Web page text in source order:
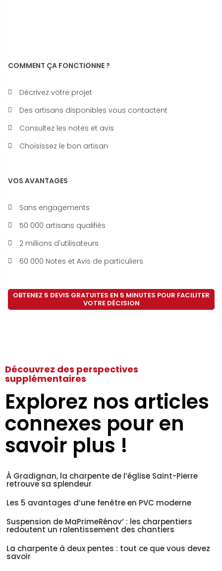
COMMENT ÇA FONCTIONNE ?
Décrivez votre projet
Des artisans disponibles vous contactent
Consultez les notes et avis
Choisissez le bon artisan
VOS AVANTAGES
Sans engagements
50 000 artisans qualifiés
2 millions d'utilisateurs
60 000 Notes et Avis de particuliers
OBTENEZ 5 DEVIS GRATUITES EN 5 MINUTES POUR FACILITER
VOTRE DÉCISION
Découvrez des perspectives
supplémentaires
Explorez nos articles
connexes pour en
savoir plus !
À Gradignan, la charpente de l’église Saint-Pierre
retrouve sa splendeur
Les 5 avantages d’une fenêtre en PVC moderne
Suspension de MaPrimeRénov’ : les charpentiers
redoutent un ralentissement des chantiers
La charpente à deux pentes : tout ce que vous devez
savoir